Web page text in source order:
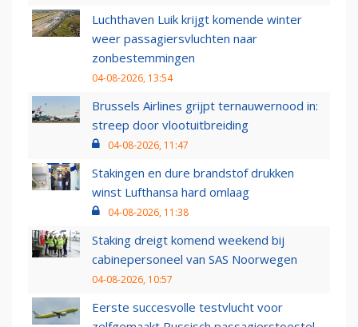
Luchthaven Luik krijgt komende winter
weer passagiersvluchten naar
zonbestemmingen
04-08-2026, 13:54
Brussels Airlines grijpt ternauwernood in:
streep door vlootuitbreiding
04-08-2026, 11:47
Stakingen en dure brandstof drukken
winst Lufthansa hard omlaag
04-08-2026, 11:38
Staking dreigt komend weekend bij
cabinepersoneel van SAS Noorwegen
04-08-2026, 10:57
Eerste succesvolle testvlucht voor